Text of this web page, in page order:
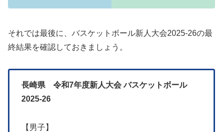
それでは最後に、バスケットボール新人大会2025-26の最
終結果を確認しておきましょう。
長崎県 令和7年度新人大会 バスケットボール
2025-26
【男子】